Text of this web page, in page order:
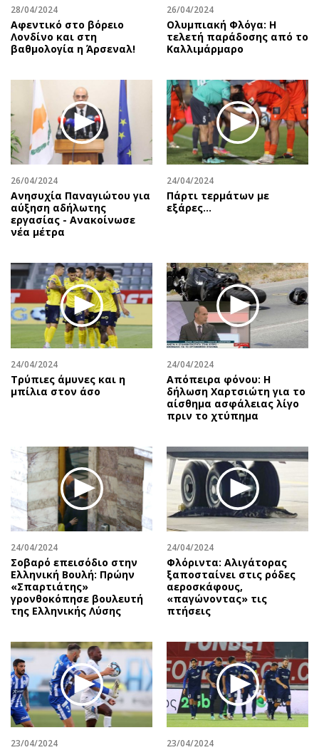
28/04/2024
Αφεντικό στο βόρειο
Λονδίνο και στη
βαθμολογία η Άρσεναλ!
26/04/2024
Ολυμπιακή Φλόγα: Η
τελετή παράδοσης από το
Καλλιμάρμαρο
26/04/2024
Ανησυχία Παναγιώτου για
αύξηση αδήλωτης
εργασίας - Ανακοίνωσε
νέα μέτρα
24/04/2024
Πάρτι τερμάτων με
εξάρες...
24/04/2024
Τρύπιες άμυνες και η
μπίλια στον άσο
24/04/2024
Απόπειρα φόνου: Η
δήλωση Χαρτσιώτη για το
αίσθημα ασφάλειας λίγο
πριν το χτύπημα
24/04/2024
Σοβαρό επεισόδιο στην
Ελληνική Βουλή: Πρώην
«Σπαρτιάτης»
γρονθοκόπησε βουλευτή
της Ελληνικής Λύσης
24/04/2024
Φλόριντα: Αλιγάτορας
ξαποσταίνει στις ρόδες
αεροσκάφους,
«παγώνοντας» τις
πτήσεις
23/04/2024 23/04/2024